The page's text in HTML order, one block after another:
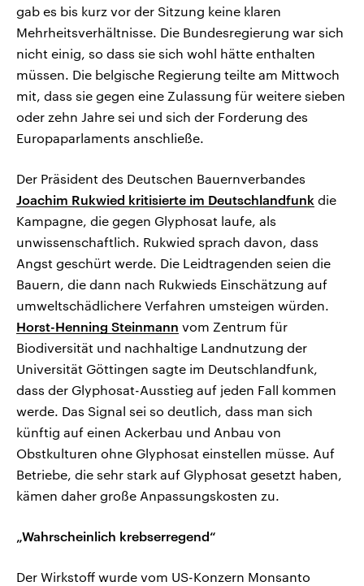
gab es bis kurz vor der Sitzung keine klaren
Mehrheitsverhältnisse. Die Bundesregierung war sich
nicht einig, so dass sie sich wohl hätte enthalten
müssen. Die belgische Regierung teilte am Mittwoch
mit, dass sie gegen eine Zulassung für weitere sieben
oder zehn Jahre sei und sich der Forderung des
Europaparlaments anschließe.
Der Präsident des Deutschen Bauernverbandes
Joachim Rukwied kritisierte im Deutschlandfunk die
Kampagne, die gegen Glyphosat laufe, als
unwissenschaftlich. Rukwied sprach davon, dass
Angst geschürt werde. Die Leidtragenden seien die
Bauern, die dann nach Rukwieds Einschätzung auf
umweltschädlichere Verfahren umsteigen würden.
Horst-Henning Steinmann vom Zentrum für
Biodiversität und nachhaltige Landnutzung der
Universität Göttingen sagte im Deutschlandfunk,
dass der Glyphosat-Ausstieg auf jeden Fall kommen
werde. Das Signal sei so deutlich, dass man sich
künftig auf einen Ackerbau und Anbau von
Obstkulturen ohne Glyphosat einstellen müsse. Auf
Betriebe, die sehr stark auf Glyphosat gesetzt haben,
kämen daher große Anpassungskosten zu.
„Wahrscheinlich krebserregend“
Der Wirkstoff wurde vom US-Konzern Monsanto